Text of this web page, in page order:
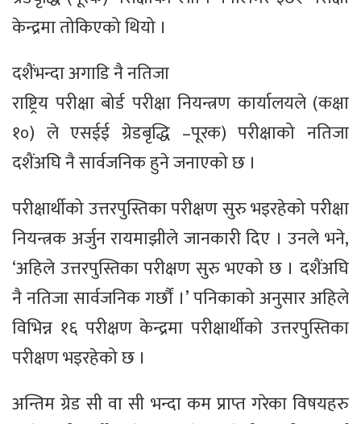
केन्द्रमा तोकिएको थियो ।
दशैंभन्दा अगाडि नै नतिजा
राष्ट्रिय परीक्षा बोर्ड परीक्षा नियन्त्रण कार्यालयले (कक्षा
१०) ले एसईई ग्रेडबृद्धि –पूरक) परीक्षाको नतिजा
दशैंअघि नै सार्वजनिक हुने जनाएको छ ।
परीक्षार्थीको उत्तरपुस्तिका परीक्षण सुरु भइरहेको परीक्षा
नियन्त्रक अर्जुन रायमाझीले जानकारी दिए । उनले भने,
‘अहिले उत्तरपुस्तिका परीक्षण सुरु भएको छ । दशैंअघि
नै नतिजा सार्वजनिक गर्छौं ।’ पनिकाको अनुसार अहिले
विभिन्न १६ परीक्षण केन्द्रमा परीक्षार्थीको उत्तरपुस्तिका
परीक्षण भइरहेको छ ।
अन्तिम ग्रेड सी वा सी भन्दा कम प्राप्त गरेका विषयहरु